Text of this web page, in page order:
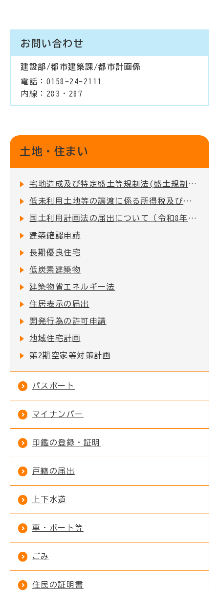
お問い合わせ
建設部/都市建築課/都市計画係
電話：0158-24-2111
内線：283・287
土地・住まい
宅地造成及び特定盛土等規制法(盛土規制法)について
低未利用土地等の譲渡に係る所得税及び個人住民税の特例措置に必要な確認書の発行について
国土利用計画法の届出について（令和8年4月1日改正）
建築確認申請
長期優良住宅
低炭素建築物
建築物省エネルギー法
住居表示の届出
開発行為の許可申請
地域住宅計画
第2期空家等対策計画
パスポート
マイナンバー
印鑑の登録・証明
戸籍の届出
上下水道
車・ボート等
ごみ
住民の証明書